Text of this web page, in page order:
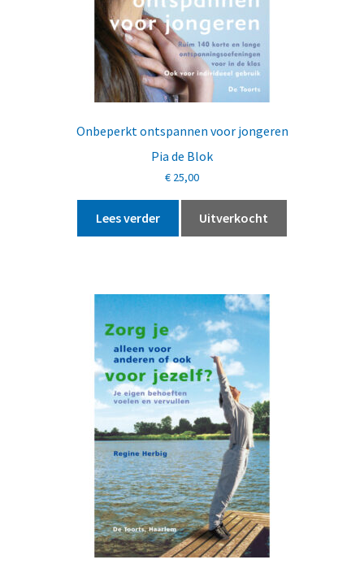
Onbeperkt ontspannen voor jongeren
Pia de Blok
€ 25,00
Lees verder Uitverkocht